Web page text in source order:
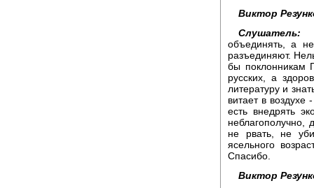
Виктор
объединять, а
разъединяют.
бы поклонникам
русских, а
литературу и
витает в
есть внедрять
неблагополучно,
не рвать, не
ясельного
Спасибо.
Виктор